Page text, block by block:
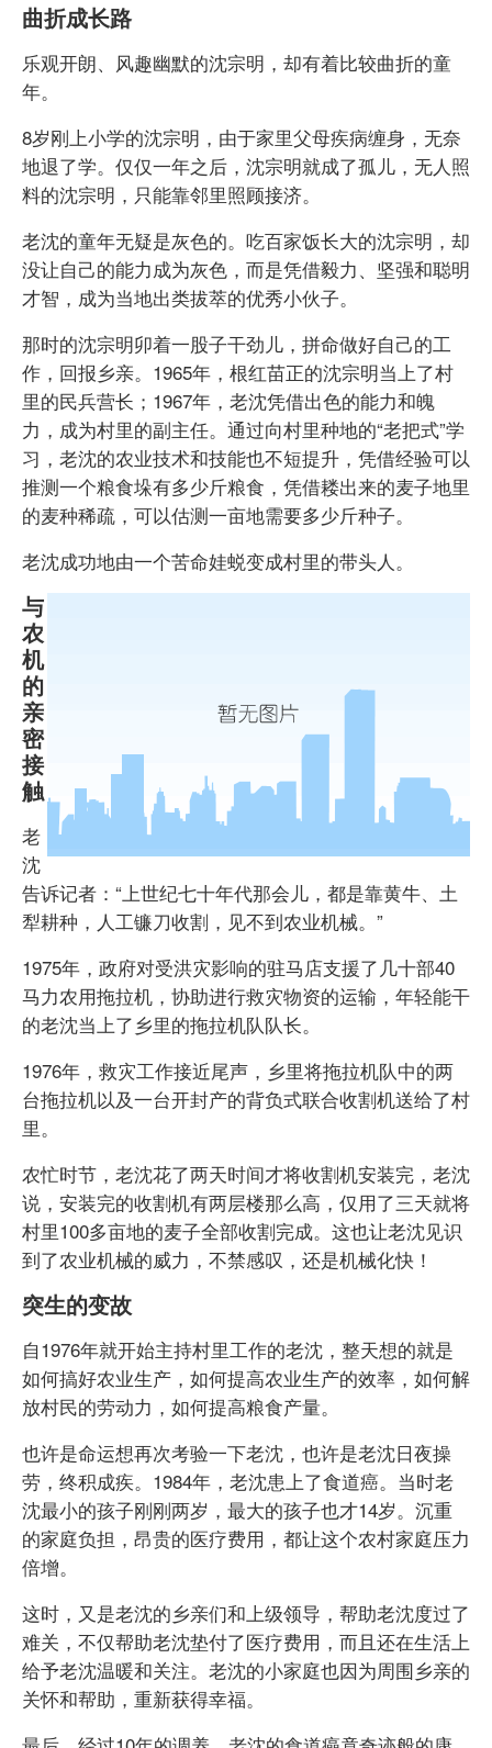
曲折成长路
乐观开朗、风趣幽默的沈宗明，却有着比较曲折的童
年。
8岁刚上小学的沈宗明，由于家里父母疾病缠身，无奈
地退了学。仅仅一年之后，沈宗明就成了孤儿，无人照
料的沈宗明，只能靠邻里照顾接济。
老沈的童年无疑是灰色的。吃百家饭长大的沈宗明，却
没让自己的能力成为灰色，而是凭借毅力、坚强和聪明
才智，成为当地出类拔萃的优秀小伙子。
那时的沈宗明卯着一股子干劲儿，拼命做好自己的工
作，回报乡亲。1965年，根红苗正的沈宗明当上了村
里的民兵营长；1967年，老沈凭借出色的能力和魄
力，成为村里的副主任。通过向村里种地的“老把式”学
习，老沈的农业技术和技能也不短提升，凭借经验可以
推测一个粮食垛有多少斤粮食，凭借耧出来的麦子地里
的麦种稀疏，可以估测一亩地需要多少斤种子。
老沈成功地由一个苦命娃蜕变成村里的带头人。
与
农
机
的
亲
密
接
触
老
沈
告诉记者：“上世纪七十年代那会儿，都是靠黄牛、土
犁耕种，人工镰刀收割，见不到农业机械。”
1975年，政府对受洪灾影响的驻马店支援了几十部40
马力农用拖拉机，协助进行救灾物资的运输，年轻能干
的老沈当上了乡里的拖拉机队队长。
1976年，救灾工作接近尾声，乡里将拖拉机队中的两
台拖拉机以及一台开封产的背负式联合收割机送给了村
里。
农忙时节，老沈花了两天时间才将收割机安装完，老沈
说，安装完的收割机有两层楼那么高，仅用了三天就将
村里100多亩地的麦子全部收割完成。这也让老沈见识
到了农业机械的威力，不禁感叹，还是机械化快！
突生的变故
自1976年就开始主持村里工作的老沈，整天想的就是
如何搞好农业生产，如何提高农业生产的效率，如何解
放村民的劳动力，如何提高粮食产量。
也许是命运想再次考验一下老沈，也许是老沈日夜操
劳，终积成疾。1984年，老沈患上了食道癌。当时老
沈最小的孩子刚刚两岁，最大的孩子也才14岁。沉重
的家庭负担，昂贵的医疗费用，都让这个农村家庭压力
倍增。
这时，又是老沈的乡亲们和上级领导，帮助老沈度过了
难关，不仅帮助老沈垫付了医疗费用，而且还在生活上
给予老沈温暖和关注。老沈的小家庭也因为周围乡亲的
关怀和帮助，重新获得幸福。